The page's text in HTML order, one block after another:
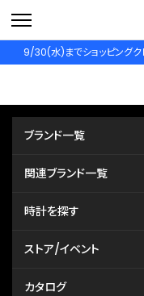
9/30(水)までショッピング
ブランド一覧
関連ブランド一覧
時計を探す
ストア/イベント
カタログ